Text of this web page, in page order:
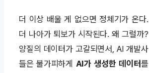
더 이상 배울 게 없으면 정체기가 온다.
더 나아가 퇴보가 시작된다. 왜 그럴까?
양질의 데이터가 고갈되면서, AI 개발사
들은 불가피하게 AI가 생성한 데이터를